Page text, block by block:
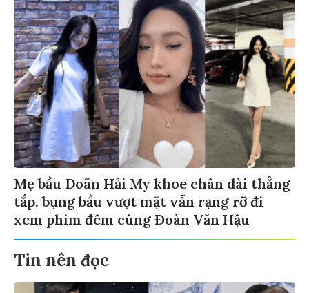
Mẹ bầu Doãn Hải My khoe chân dài thẳng
tắp, bụng bầu vượt mặt vẫn rạng rỡ đi
xem phim đêm cùng Đoàn Văn Hậu
Tin nên đọc